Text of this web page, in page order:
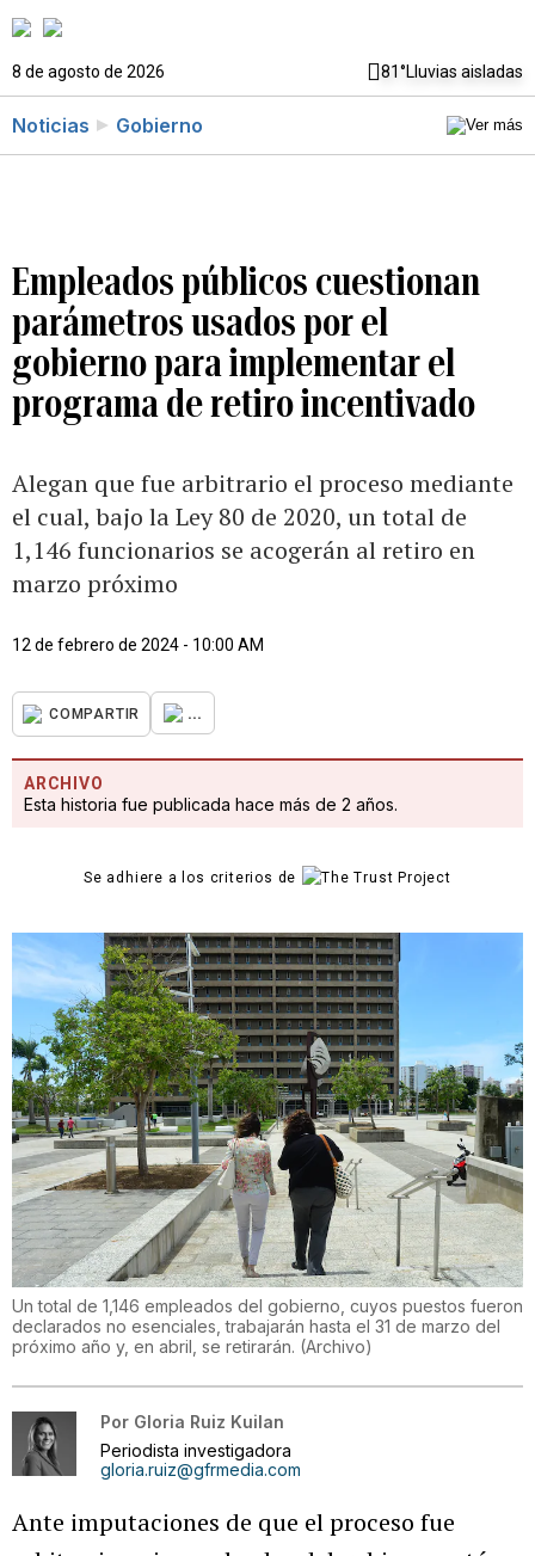
8 de agosto de 2026 81°Lluvias aisladas
Noticias Gobierno
Empleados públicos cuestionan
parámetros usados por el
gobierno para implementar el
programa de retiro incentivado
Alegan que fue arbitrario el proceso mediante
el cual, bajo la Ley 80 de 2020, un total de
1,146 funcionarios se acogerán al retiro en
marzo próximo
12 de febrero de 2024 - 10:00 AM
COMPARTIR ...
ARCHIVO
Esta historia fue publicada hace más de 2 años.
Se adhiere a los criterios de
Un total de 1,146 empleados del gobierno, cuyos puestos fueron
declarados no esenciales, trabajarán hasta el 31 de marzo del
próximo año y, en abril, se retirarán. (Archivo)
Por Gloria Ruiz Kuilan
Periodista investigadora
gloria.ruiz@gfrmedia.com
Ante imputaciones de que el proceso fue